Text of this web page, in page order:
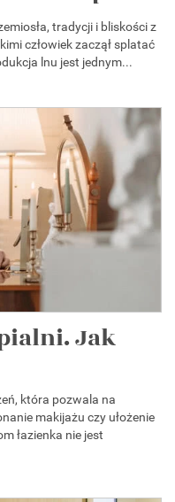
tradycji i bliskości z
człowiek zaczął splatać
lnu jest jednym...
Jak
która pozwala na
makijażu czy ułożenie
łazienka nie jest